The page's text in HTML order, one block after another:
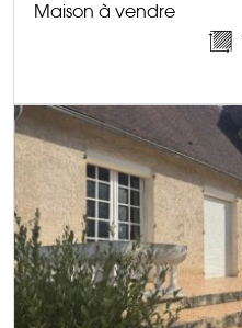
Maison à vendre
DÉCOUVRIR CE BIEN